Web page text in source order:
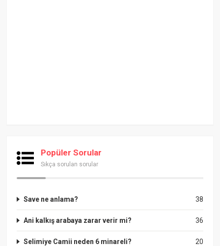
Popüler Sorular
Sıkça sorulan sorular
38
Save ne anlama?
36
Ani kalkış arabaya zarar verir mi?
20
Selimiye Camii neden 6 minareli?